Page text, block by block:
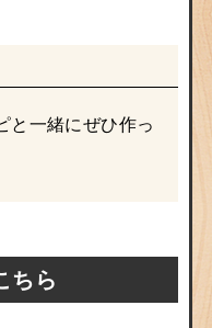
と一緒にぜひ作っ
ちら